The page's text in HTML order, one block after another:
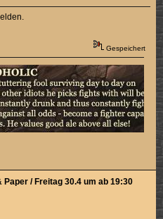
Gespeichert
/ Freitag 30.4 um ab 19:30